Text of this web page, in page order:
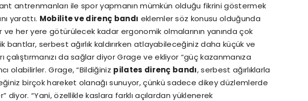
antrenmanları ile spor yapmanın mümkün olduğu fikrini göstermek
yarattı. Mobilite ve direnç bandı eklemler söz konusu olduğunda
her yere götürülecek kadar ergonomik olmalarının yanında çok
bantlar, serbest ağırlık kaldırırken atlayabileceğiniz daha küçük ve
çalıştırmanızı da sağlar diyor Grage ve ekliyor “güç kazanmanıza
olabilirler. Grage, “Bildiğiniz pilates direnç bandı, serbest ağırlıklarla
birçok hareket olanağı sunuyor, çünkü sadece dikey düzlemlerde
diyor. “Yani, özellikle kaslara farklı açılardan yüklenerek